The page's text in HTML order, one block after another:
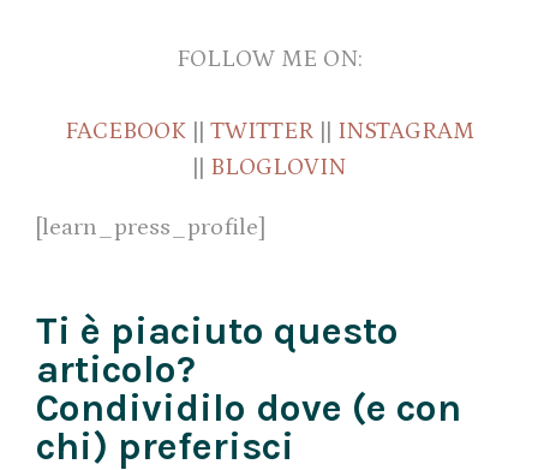
FOLLOW ME ON:
FACEBOOK|| TWITTER|| INSTAGRAM
|| BLOGLOVIN
[learn_press_profile]
Ti è piaciuto questo
articolo?
Condividilo dove (e con
chi) preferisci